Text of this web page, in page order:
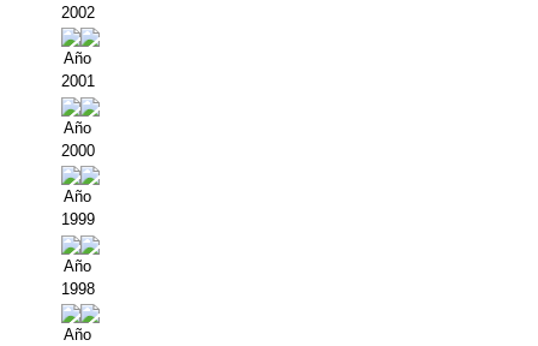
2002
Año
2001
Año
2000
Año
1999
Año
1998
Año